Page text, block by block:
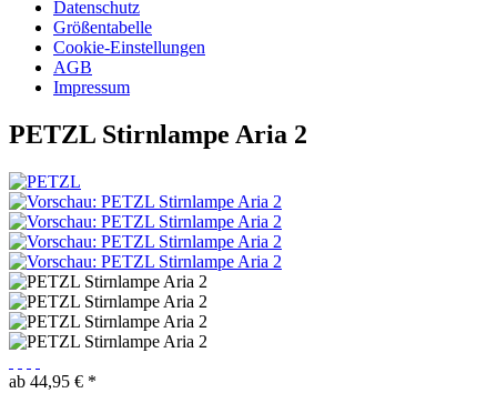
Datenschutz
Größentabelle
Cookie-Einstellungen
AGB
Impressum
PETZL Stirnlampe Aria 2
ab 44,95 € *